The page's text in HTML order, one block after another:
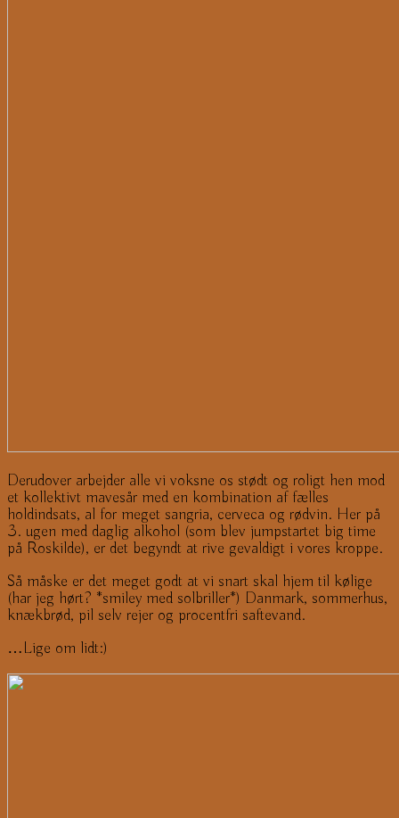
Derudover arbejder alle vi voksne os stødt og roligt hen mod
et kollektivt mavesår med en kombination af fælles
holdindsats, al for meget sangria, cerveca og rødvin. Her på
3. ugen med daglig alkohol (som blev jumpstartet big time
på Roskilde), er det begyndt at rive gevaldigt i vores kroppe.
Så måske er det meget godt at vi snart skal hjem til kølige
(har jeg hørt? *smiley med solbriller*) Danmark, sommerhus,
knækbrød, pil selv rejer og procentfri saftevand.
…Lige om lidt:)